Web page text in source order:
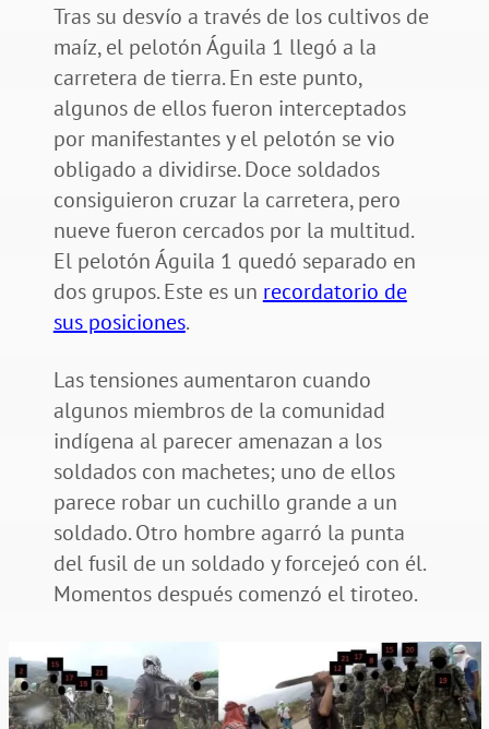
Tras su desvío a través de los cultivos de
maíz, el pelotón Águila 1 llegó a la
carretera de tierra. En este punto,
algunos de ellos fueron interceptados
por manifestantes y el pelotón se vio
obligado a dividirse. Doce soldados
consiguieron cruzar la carretera, pero
nueve fueron cercados por la multitud.
El pelotón Águila 1 quedó separado en
dos grupos. Este es un recordatorio de
sus posiciones.
Las tensiones aumentaron cuando
algunos miembros de la comunidad
indígena al parecer amenazan a los
soldados con machetes; uno de ellos
parece robar un cuchillo grande a un
soldado. Otro hombre agarró la punta
del fusil de un soldado y forcejeó con él.
Momentos después comenzó el tiroteo.